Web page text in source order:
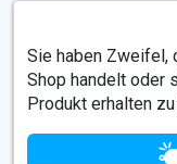
Sie haben Zweifel,
Shop handelt oder
Produkt erhalten zu